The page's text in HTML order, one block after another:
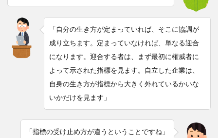
「自分の生き方が定まっていれば、そこに協調が
成り立ちます。定まっていなければ、単なる迎合
になります。迎合する者は、まず最初に権威者に
よって示された指標を見ます。自立した企業は、
自身の生き方が指標から大きく外れているかいな
いかだけを見ます」
「指標の受け止め方が違うということですね」